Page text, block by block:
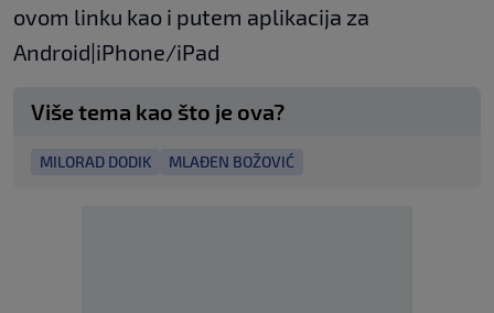
ovom linku kao i putem aplikacija za
Android|iPhone/iPad
Više tema kao što je ova?
MILORAD DODIK MLAĐEN BOŽOVIĆ